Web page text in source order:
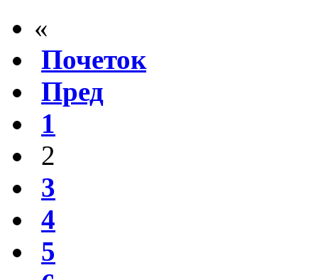
«
Почеток
Пред
1
2
3
4
5